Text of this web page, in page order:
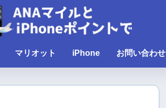
マリオット iPhone お問い合わせ